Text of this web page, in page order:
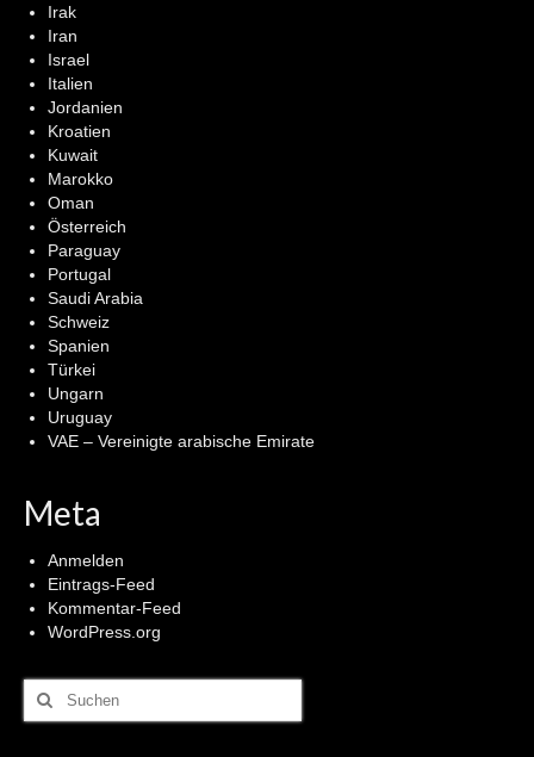
Irak
Iran
Israel
Italien
Jordanien
Kroatien
Kuwait
Marokko
Oman
Österreich
Paraguay
Portugal
Saudi Arabia
Schweiz
Spanien
Türkei
Ungarn
Uruguay
VAE – Vereinigte arabische Emirate
Meta
Anmelden
Eintrags-Feed
Kommentar-Feed
WordPress.org
Suchen
nach: